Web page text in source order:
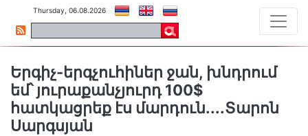
Thursday, 06.08.2026
Երգիչ-երգչուհիներ ջան, խնդրում
եմ՝ յուրաքանչյուրդ 100$
հատկացրեք էս մարդուն․․․․Տարոն
Սարգսյան